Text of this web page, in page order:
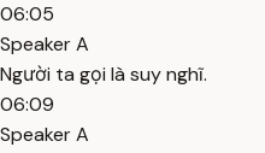
06:05
Speaker A
Người ta gọi là suy nghĩ.
06:09
Speaker A